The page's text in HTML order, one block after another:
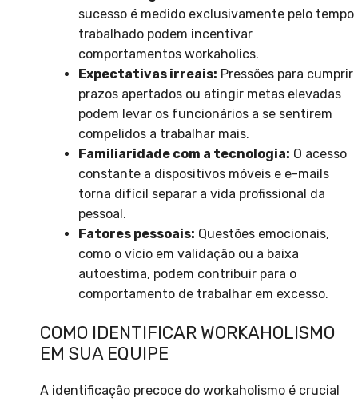
sucesso é medido exclusivamente pelo tempo
trabalhado podem incentivar
comportamentos workaholics.
Expectativas irreais: Pressões para cumprir
prazos apertados ou atingir metas elevadas
podem levar os funcionários a se sentirem
compelidos a trabalhar mais.
Familiaridade com a tecnologia: O acesso
constante a dispositivos móveis e e-mails
torna difícil separar a vida profissional da
pessoal.
Fatores pessoais: Questões emocionais,
como o vício em validação ou a baixa
autoestima, podem contribuir para o
comportamento de trabalhar em excesso.
COMO IDENTIFICAR WORKAHOLISMO
EM SUA EQUIPE
A identificação precoce do workaholismo é crucial